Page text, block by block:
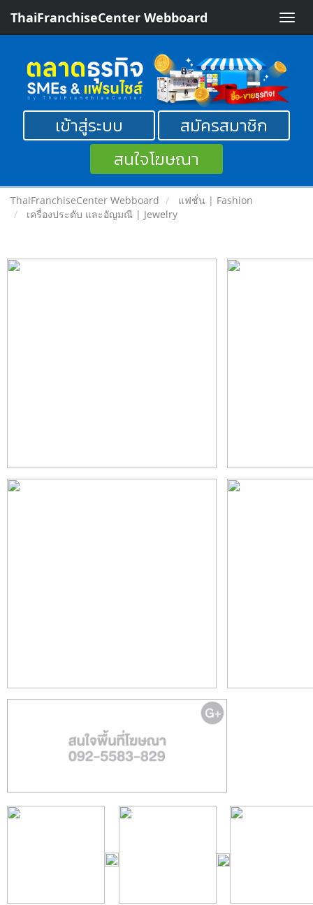
Toggle
ThaiFranchiseCenter Webboard
เข้าสู่ระบบ
สมัครสมาชิก
สนใจโฆษณา
ThaiFranchiseCenter Webboard
แฟชั่น | Fashion
เครื่องประดับ และอัญมณี | Jewelry